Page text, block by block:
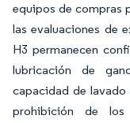
equipos de compras
las evaluaciones de
H3 permanecen
lubricación de
capacidad de lavado
prohibición de los